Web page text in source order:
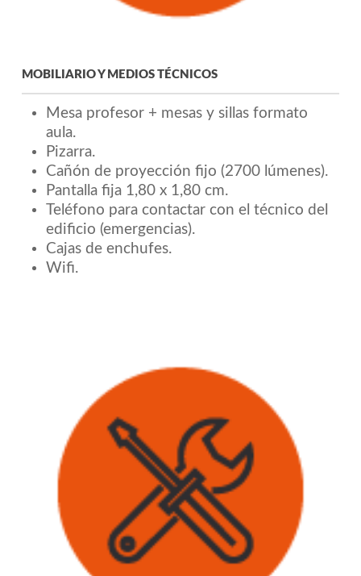
MOBILIARIO Y MEDIOS TÉCNICOS
Mesa profesor + mesas y sillas formato
aula.
Pizarra.
Cañón de proyección fijo (2700 lúmenes).
Pantalla fija 1,80 x 1,80 cm.
Teléfono para contactar con el técnico del
edificio (emergencias).
Cajas de enchufes.
Wifi.